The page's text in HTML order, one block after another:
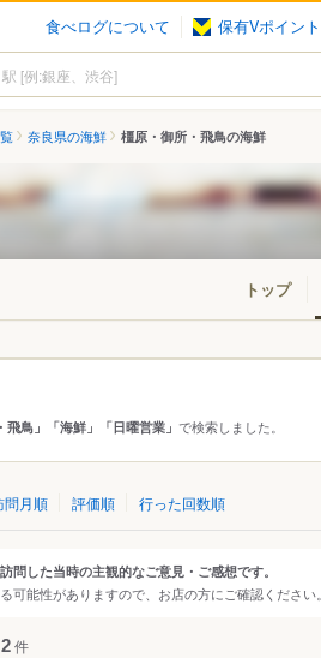
食べログについて 保有Vポイント
奈良県の海鮮 橿原・御所・飛鳥の海鮮
トップ
葛城
す
ラン
飛鳥」「海鮮」「日曜営業」で検索しました。
問月順 評価順 行った回数順
問した当時の主観的なご意見・ご感想です。
可能性がありますので、お店の方にご確認ください。
2件